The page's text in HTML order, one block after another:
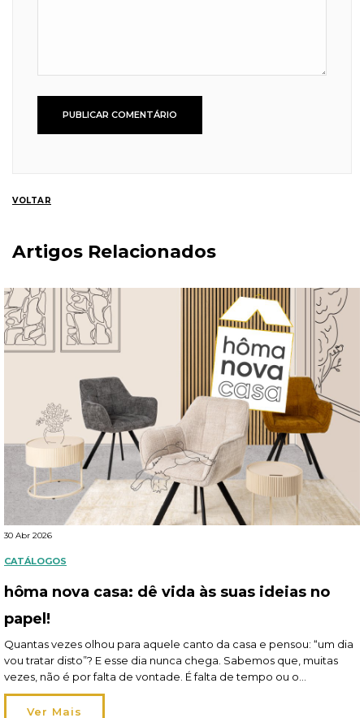
VOLTAR
Artigos Relacionados
30 Abr 2026
CATÁLOGOS
hôma nova casa: dê vida às suas ideias no
papel!
Quantas vezes olhou para aquele canto da casa e pensou: “um dia
vou tratar disto”? E esse dia nunca chega. Sabemos que, muitas
vezes, não é por falta de vontade. É falta de tempo ou o
orçamento que obriga a dar prioridade a outras coisas. E, assim,
vão ficando para trás pequenos projetos que gostaria […]
Ver Mais